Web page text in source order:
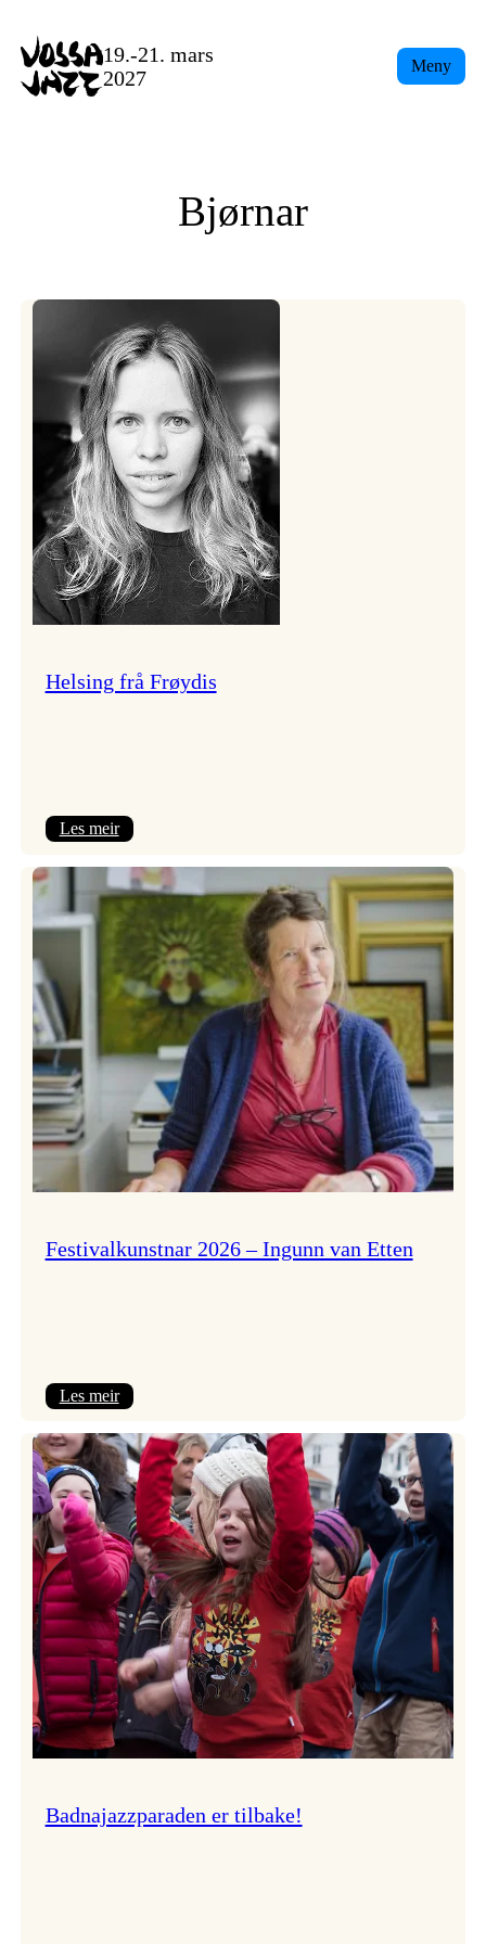
content
19.-21. mars
2027
Meny
Bjørnar
Helsing frå Frøydis
Les meir:
frå
Frøydis
Festivalkunstnar 2026 – Ingunn van Etten
Les meir:
2026
–
Ingunn van Etten
Badnajazzparaden er tilbake!